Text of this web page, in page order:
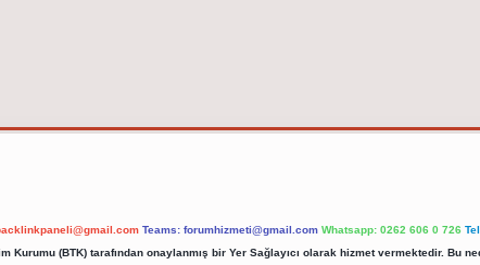
Teams: forumhizmeti@gmail.com Whatsapp: 0262 606 0 726
(BTK) tarafından onaylanmış bir Yer Sağlayıcı olarak hizmet vermektedir. Bu